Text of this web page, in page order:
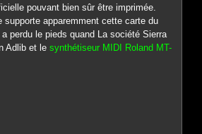
pouvant bien sûr être imprimée.
supporte apparemment cette carte du
perdu le pieds quand La société Sierra
Adlib et lesynthétiseur MIDI Roland MT-